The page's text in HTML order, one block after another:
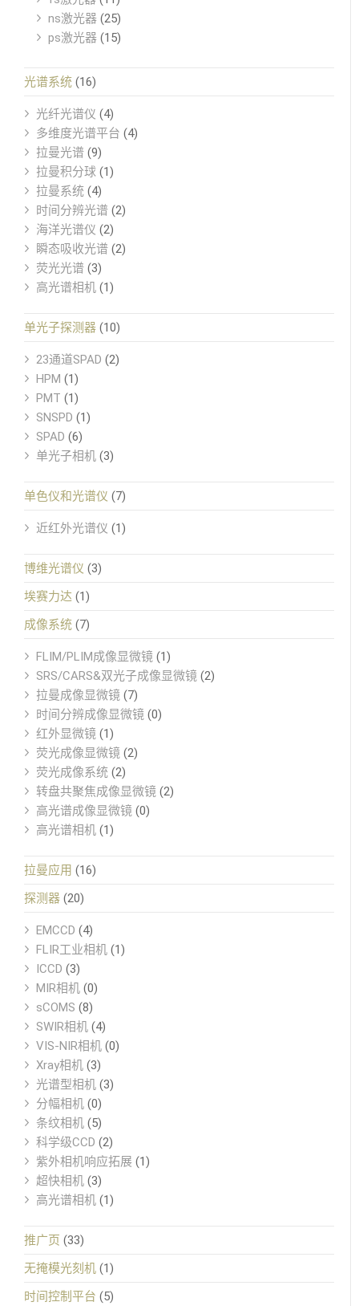
ns激光器 (25)
ps激光器 (15)
光谱系统 (16)
光纤光谱仪 (4)
多维度光谱平台 (4)
拉曼光谱 (9)
拉曼积分球 (1)
拉曼系统 (4)
时间分辨光谱 (2)
海洋光谱仪 (2)
瞬态吸收光谱 (2)
荧光光谱 (3)
高光谱相机 (1)
单光子探测器 (10)
23通道SPAD (2)
HPM (1)
PMT (1)
SNSPD (1)
SPAD (6)
单光子相机 (3)
单色仪和光谱仪 (7)
近红外光谱仪 (1)
博维光谱仪 (3)
埃赛力达 (1)
成像系统 (7)
FLIM/PLIM成像显微镜 (1)
SRS/CARS&双光子成像显微镜 (2)
拉曼成像显微镜 (7)
时间分辨成像显微镜 (0)
红外显微镜 (1)
荧光成像显微镜 (2)
荧光成像系统 (2)
转盘共聚焦成像显微镜 (2)
高光谱成像显微镜 (0)
高光谱相机 (1)
拉曼应用 (16)
探测器 (20)
EMCCD (4)
FLIR工业相机 (1)
ICCD (3)
MIR相机 (0)
sCOMS (8)
SWIR相机 (4)
VIS-NIR相机 (0)
Xray相机 (3)
光谱型相机 (3)
分幅相机 (0)
条纹相机 (5)
科学级CCD (2)
紫外相机响应拓展 (1)
超快相机 (3)
高光谱相机 (1)
推广页 (33)
无掩模光刻机 (1)
时间控制平台 (5)